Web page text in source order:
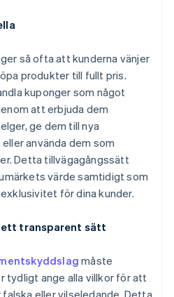
så ofta att kunderna vänjer
produkter till fullt pris.
kuponger som något
att erbjuda dem
ge dem till nya
använda dem som
Detta tillvägagångssätt
värde samtidigt som
för dina kunder.
ett transparent sätt
måste
tydligt ange alla villkor för att